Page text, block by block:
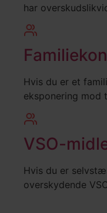
har
Hvis du er et
eksponering mod
VSO-
Hvis du er
overskydende